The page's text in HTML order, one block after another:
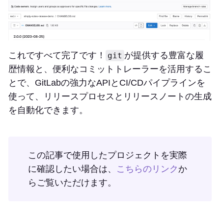
これですべて完了です！ git が提供する豊富な履
歴情報と、便利なコミットトレーラーを活用するこ
とで、GitLabの強力なAPIとCI/CDパイプラインを
使って、リリースプロセスとリリースノートの生成
を自動化できます。
この記事で使用したプロジェクトを実際
に確認したい場合は、 こちらのリンクか
らご覧いただけます。